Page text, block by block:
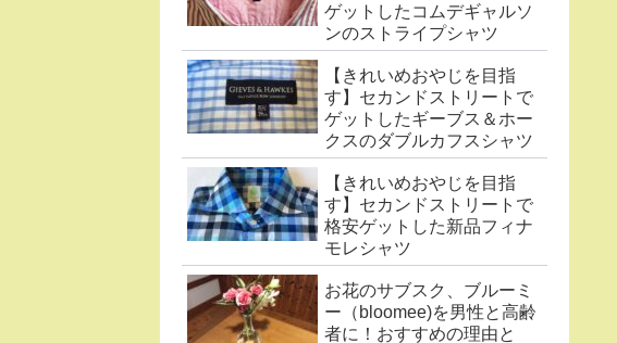
ゲットしたコムデギャルソ
ンのストライプシャツ
【きれいめおやじを目指
す】セカンドストリートで
ゲットしたギーブス＆ホー
クスのダブルカフスシャツ
【きれいめおやじを目指
す】セカンドストリートで
格安ゲットした新品フィナ
モレシャツ
お花のサブスク、ブルーミ
ー（bloomee)を男性と高齢
者に！おすすめの理由と